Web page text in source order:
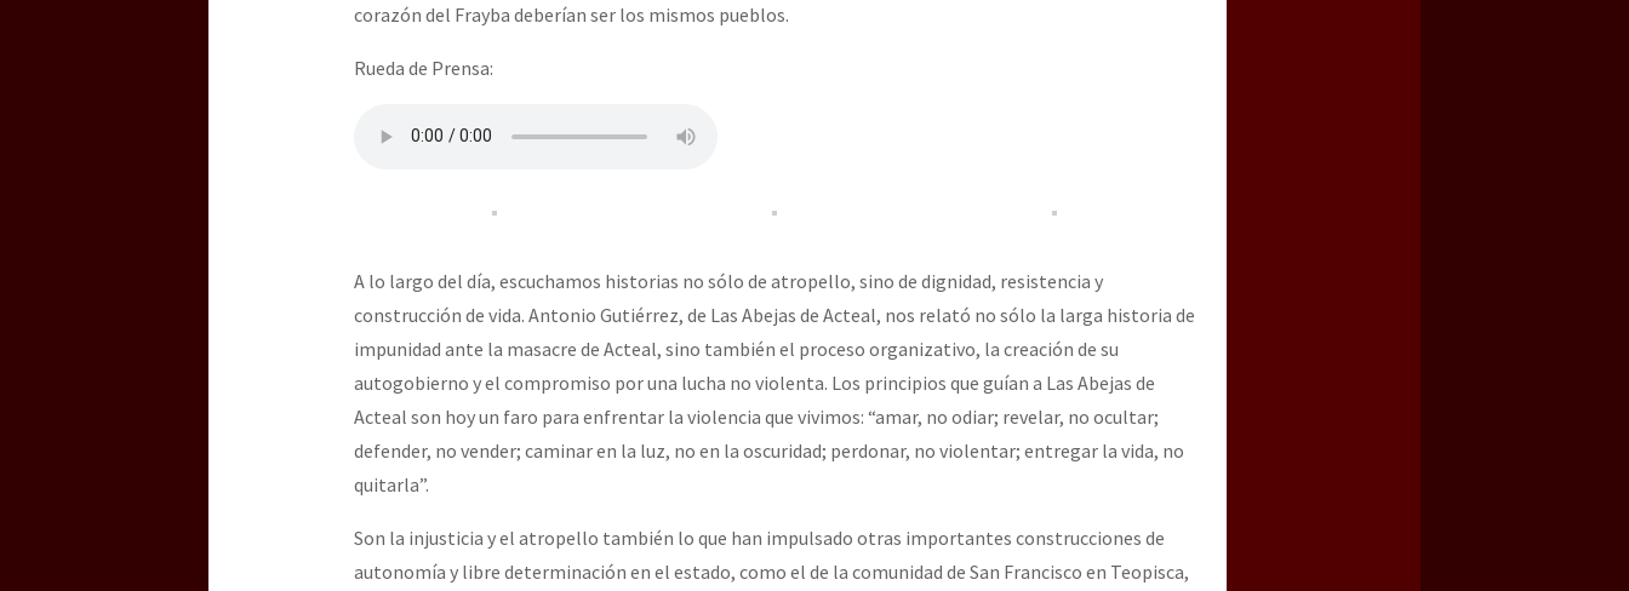
corazón del Frayba deberían ser los mismos pueblos.
Rueda de Prensa:
A lo largo del día, escuchamos historias no sólo de atropello, sino de dignidad, resistencia y
construcción de vida. Antonio Gutiérrez, de Las Abejas de Acteal, nos relató no sólo la larga historia de
impunidad ante la masacre de Acteal, sino también el proceso organizativo, la creación de su
autogobierno y el compromiso por una lucha no violenta. Los principios que guían a Las Abejas de
Acteal son hoy un faro para enfrentar la violencia que vivimos: “amar, no odiar; revelar, no ocultar;
defender, no vender; caminar en la luz, no en la oscuridad; perdonar, no violentar; entregar la vida, no
quitarla”.
Son la injusticia y el atropello también lo que han impulsado otras importantes construcciones de
autonomía y libre determinación en el estado, como el de la comunidad de San Francisco en Teopisca,